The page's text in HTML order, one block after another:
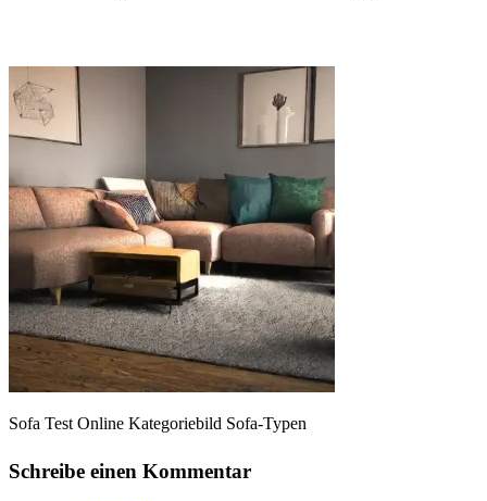
Sofa Test Online Kategoriebild Sofa-Typen
Schreibe einen Kommentar